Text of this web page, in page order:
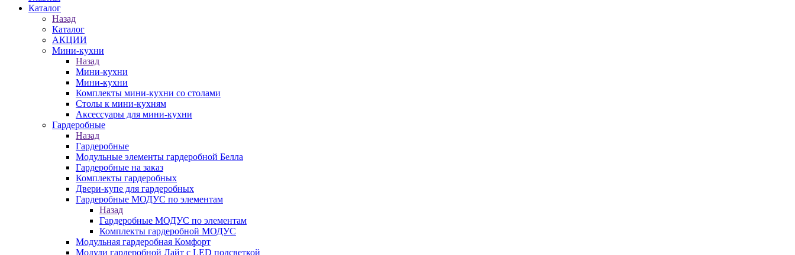
Каталог
Назад
Каталог
АКЦИИ
Мини-кухни
Назад
Мини-кухни
Мини-кухни
Комплекты мини-кухни со столами
Столы к мини-кухням
Аксессуары для мини-кухни
Гардеробные
Назад
Гардеробные
Модульные элементы гардеробной Белла
Гардеробные на заказ
Комплекты гардеробных
Двери-купе для гардеробных
Гардеробные МОДУС по элементам
Назад
Гардеробные МОДУС по элементам
Комплекты гардеробной МОДУС
Модульная гардеробная Комфорт
Модули гардеробной Лайт с LED подсветкой